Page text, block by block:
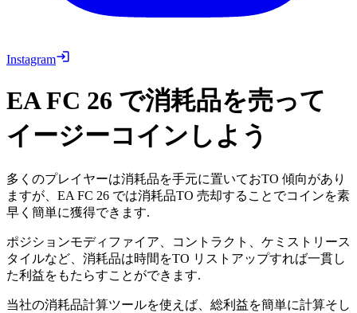
Instagram
EA FC 26 で消耗品を売って
イージーコインしよう
多くのプレイヤーは消耗品を手元に置いておTO 傾向があり
ますが、EA FC 26 では消耗品TO 売却することでコインを素
早く簡単に獲得できます.
ポジションモディファイア、コントラクト、ケミストリース
タイルなど、消耗品は時間をTO リストアップすれば一貫し
た利益をもたらすことができます.
当社の消耗品計算ツールを使えば、総利益を簡単に計算そし